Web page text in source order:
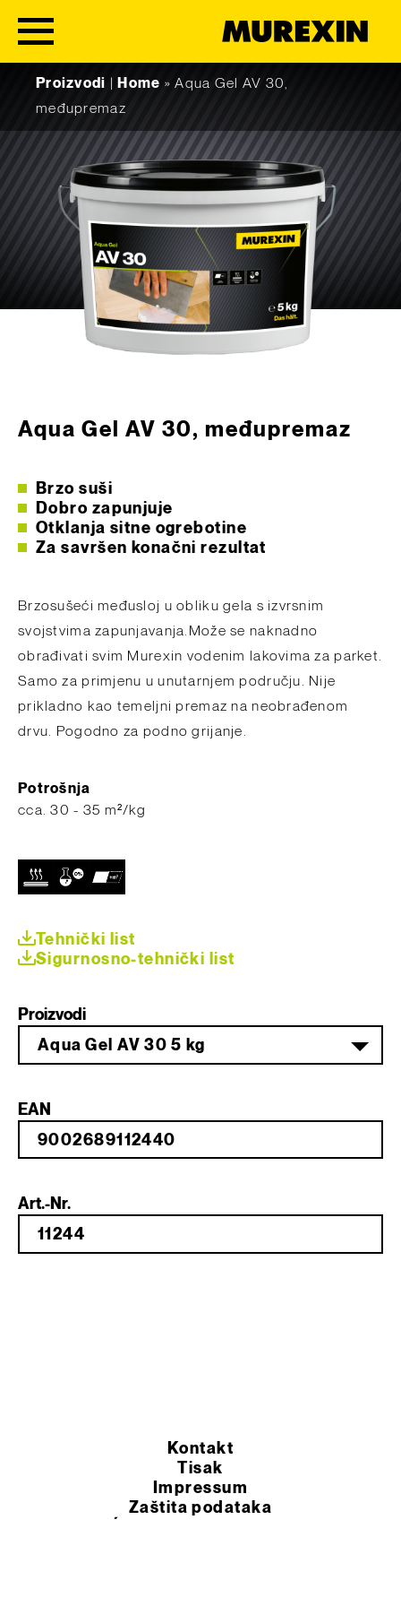
Proizvodi
Home »Aqua Gel AV 30,
međupremaz
Aqua Gel AV 30, međupremaz
Brzo suši
Dobro zapunjuje
Otklanja sitne ogrebotine
Za savršen konačni rezultat
Brzosušeći međusloj u obliku gela s izvrsnim
svojstvima zapunjavanja.Može se naknadno
obrađivati svim Murexin vodenim lakovima za parket.
Samo za primjenu u unutarnjem području. Nije
prikladno kao temeljni premaz na neobrađenom
drvu. Pogodno za podno grijanje.
Potrošnja
cca. 30 - 35 m²/kg
Tehnički list
Sigurnosno-tehnički list
Proizvodi
Aqua Gel AV 30 5 kg
EAN
Art.-Nr.
Kontakt
Tisak
Impressum
Zaštita podataka